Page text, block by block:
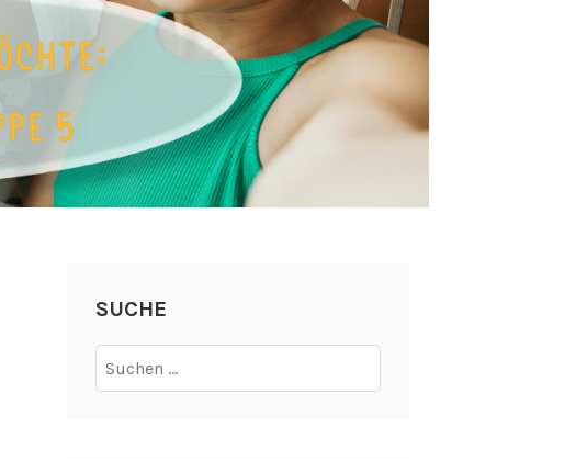
SUCHE
nach: